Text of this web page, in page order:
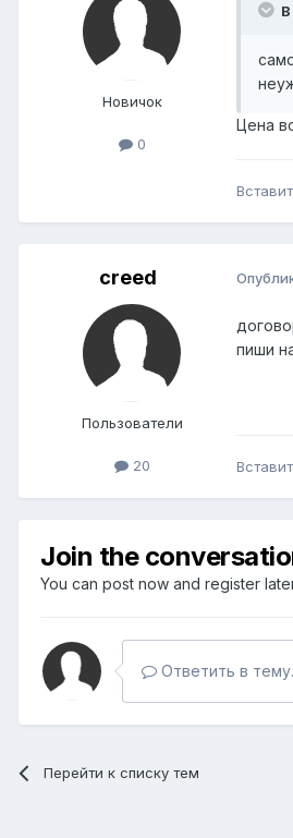
Новичок
0
Цена
creed
Пользователи
20
пиши
Join the
You can post now and register
Ответить в
Перейти к списку тем